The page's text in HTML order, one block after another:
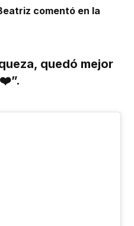
comentó en la
quedó mejor